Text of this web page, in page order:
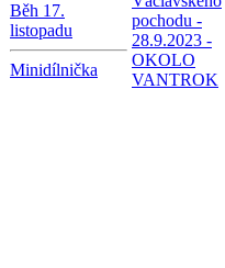
Běh 17.
listopadu
Minidílnička
pochodu -
28.9.2023 -
OKOLO
VANTROK